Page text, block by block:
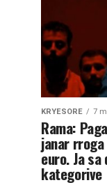
KRYESORE 7
Rama:
janar
euro. Ja
kategorive